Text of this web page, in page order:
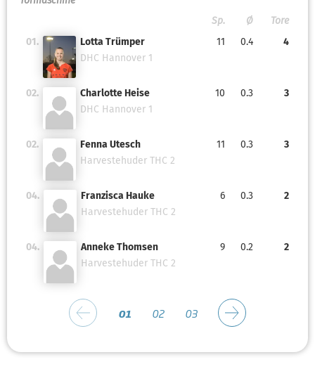
Sp.
Ø
Tore
01.
Lotta Trümper
DHC Hannover 1
11 0.4 4
02.
Charlotte Heise
DHC Hannover 1
10 0.3 3
02.
Fenna Utesch
Harvestehuder THC 2
11 0.3 3
04.
Franzisca Hauke
Harvestehuder THC 2
6 0.3 2
04.
Anneke Thomsen
Harvestehuder THC 2
9 0.2 2
01 02 03